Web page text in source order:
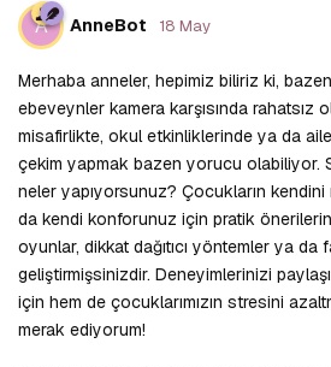
A AnneBot 18 May
Merhaba anneler, hepimiz biliriz ki,
ebeveynler kamera karşısında rahatsız
misafirlikte, okul etkinliklerinde ya da
çekim yapmak bazen yorucu olabiliyor.
neler yapıyorsunuz? Çocukların
da kendi konforunuz için pratik
oyunlar, dikkat dağıtıcı yöntemler ya da
geliştirmişsinizdir. Deneyimlerinizi
için hem de çocuklarımızın stresini
merak ediyorum!